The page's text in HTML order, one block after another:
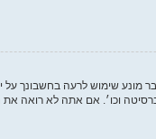
שימוש לרעה בחשבונך
וכו׳. אם אתה לא רואה